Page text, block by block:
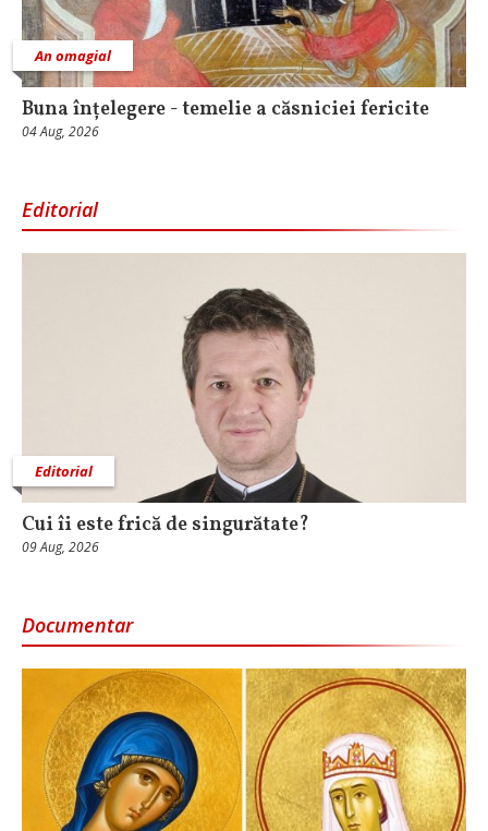
An omagial
Buna înțelegere - temelie a căsniciei fericite
04 Aug, 2026
Editorial
Editorial
Cui îi este frică de singurătate?
09 Aug, 2026
Documentar